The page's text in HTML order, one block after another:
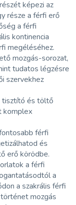
képezi az
része a férfi erő
a férfi
kontinencia
megéléséhez.
mozgás-sorozat,
tudatos légzésre
szervekhez
tisztító és töltő
komplex
férfi
és
erő körödbe.
a férfi
a
a szakrális férfi
mozgás